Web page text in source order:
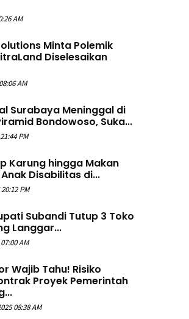
AM
Minta Polemik
Diselesaikan
AM
Surabaya Meninggal di
Bondowoso, Suka...
PM
Karung hingga Makan
Disabilitas di...
PM
Subandi Tutup 3 Toko
Langgar...
AM
Wajib Tahu! Risiko
Proyek Pemerintah
08:38 AM